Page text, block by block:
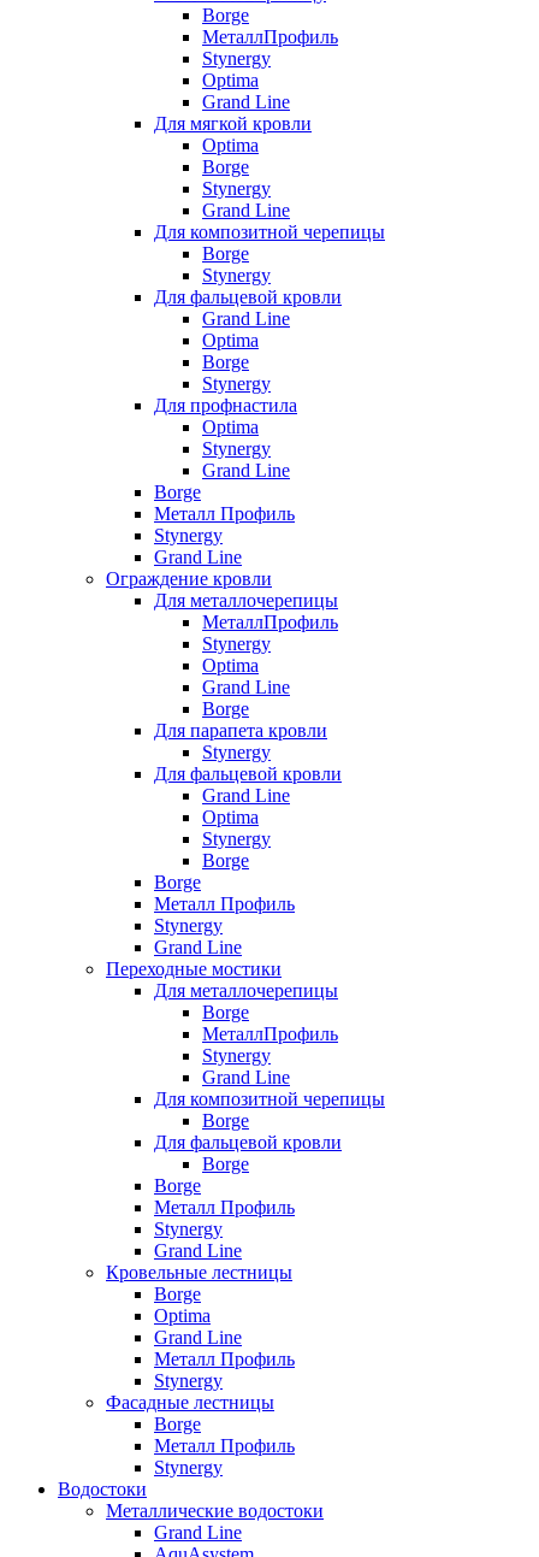
Borge
МеталлПрофиль
Stynergy
Optima
Grand Line
Для мягкой кровли
Optima
Borge
Stynergy
Grand Line
Для композитной черепицы
Borge
Stynergy
Для фальцевой кровли
Grand Line
Optima
Borge
Stynergy
Для профнастила
Optima
Stynergy
Grand Line
Borge
Металл Профиль
Stynergy
Grand Line
Ограждение кровли
Для металлочерепицы
МеталлПрофиль
Stynergy
Optima
Grand Line
Borge
Для парапета кровли
Stynergy
Для фальцевой кровли
Grand Line
Optima
Stynergy
Borge
Borge
Металл Профиль
Stynergy
Grand Line
Переходные мостики
Для металлочерепицы
Borge
МеталлПрофиль
Stynergy
Grand Line
Для композитной черепицы
Borge
Для фальцевой кровли
Borge
Borge
Металл Профиль
Stynergy
Grand Line
Кровельные лестницы
Borge
Optima
Grand Line
Металл Профиль
Stynergy
Фасадные лестницы
Borge
Металл Профиль
Stynergy
Водостоки
Металлические водостоки
Grand Line